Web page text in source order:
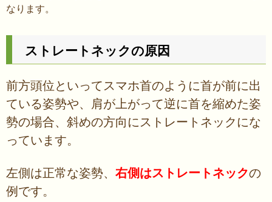
なります。
ストレートネックの原因
前方頭位といってスマホ首のように首が前に出
ている姿勢や、肩が上がって逆に首を縮めた姿
勢の場合、斜めの方向にストレートネックにな
っています。
左側は正常な姿勢、 右側はストレートネックの
例です。